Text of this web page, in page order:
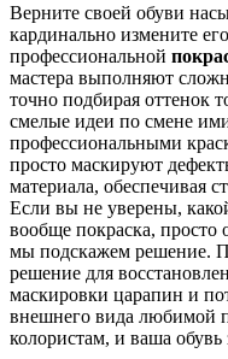
Верните своей обуви
кардинально измените
профессиональной
мастера выполняют
точно подбирая оттенок
смелые идеи по смене
профессиональными
просто маскируют
материала, обеспечивая
Если вы не уверены,
вообще покраска, просто
мы подскажем решение.
решение для
маскировки царапин и
внешнего вида любимой
колористам, и ваша